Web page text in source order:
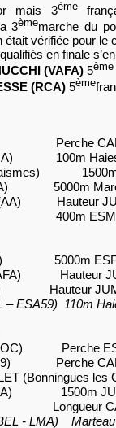
mais 3ème
3èmemarche du
était vérifiée pour le
en finale
(VAFA) 5ème
(RCA) 5ème
Perche
(EOA)
100m
5000m
(AA) Hauteur
400m
5000m
Hauteur
Hauteur
– ESA59) 110m
(SOC) Perche
Perche
(Bonningues les
1500m
Longueur
- LMA)